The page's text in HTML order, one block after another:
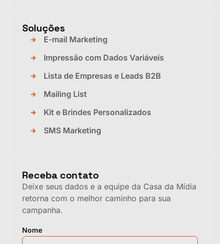
Soluções
E-mail Marketing
Impressão com Dados Variáveis
Lista de Empresas e Leads B2B
Mailing List
Kit e Brindes Personalizados
SMS Marketing
Receba contato
Deixe seus dados e a equipe da Casa da Mídia
retorna com o melhor caminho para sua
campanha.
Nome